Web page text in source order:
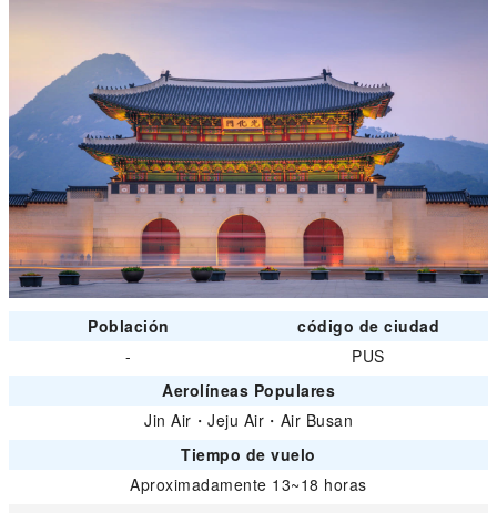
Población
código de ciudad
-
PUS
Aerolíneas Populares
Jin Air ・ Jeju Air ・ Air Busan
Tiempo de vuelo
Aproximadamente 13~18 horas